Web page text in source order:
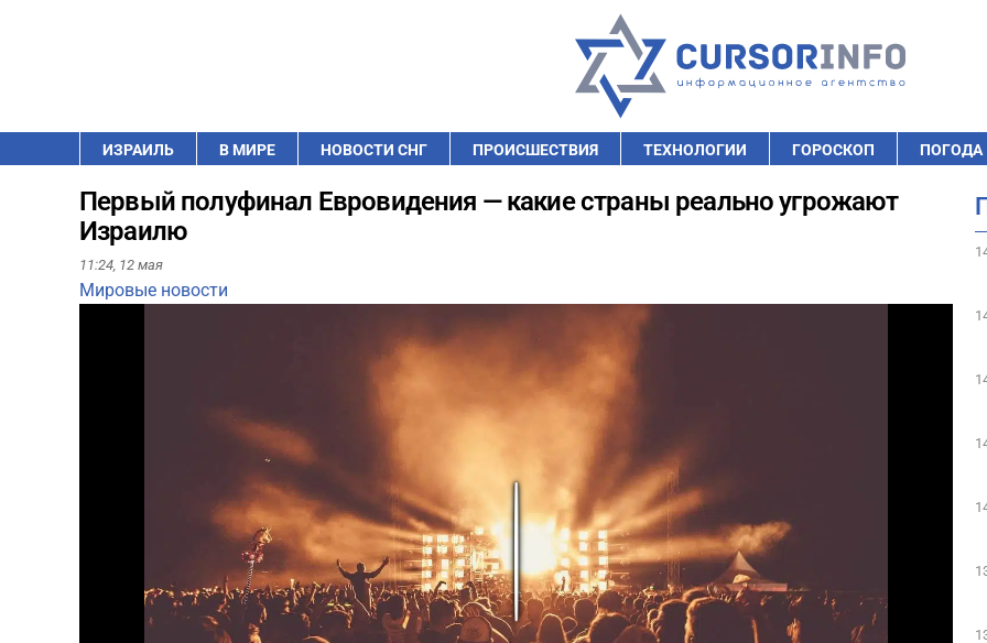
ИЗРАИЛЬ В МИРЕ НОВОСТИ СНГ ПРОИСШЕСТВИЯ ТЕХНОЛОГИИ ГОРОСКОП ПОГОДА
Первый полуфинал Евровидения — какие страны реально угрожают
Израилю
11:24, 12 мая
Мировые новости